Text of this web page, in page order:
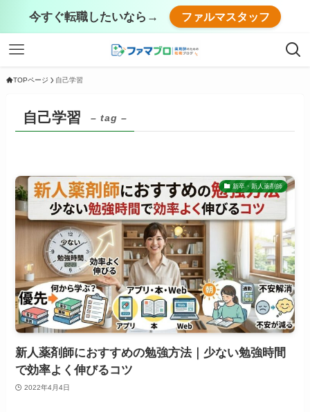
今すぐ転職したいなら→ ファルマスタッフ
TOPページ 自己学習
自己学習 – tag –
新卒・新人薬剤師
新人薬剤師におすすめの勉強方法｜少ない勉強時間
で効率よく伸びるコツ
2022年4月4日